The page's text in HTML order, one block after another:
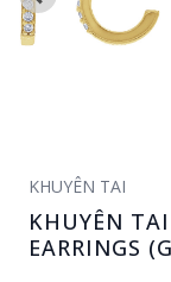
KHUYÊN TAI
KHUYÊN
EARRINGS